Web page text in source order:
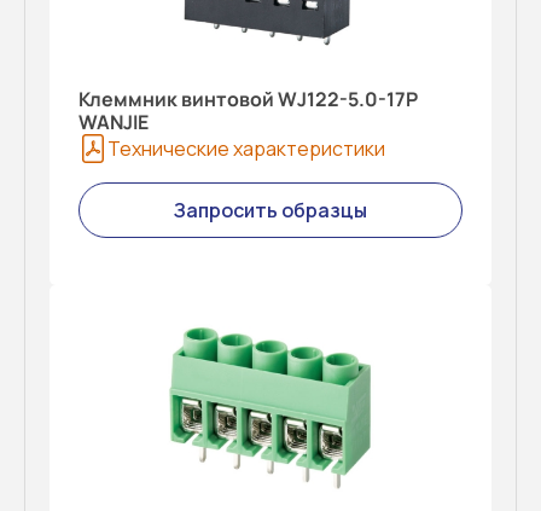
Клеммник винтовой WJ122-5.0-17P
WANJIE
Технические характеристики
Запросить образцы